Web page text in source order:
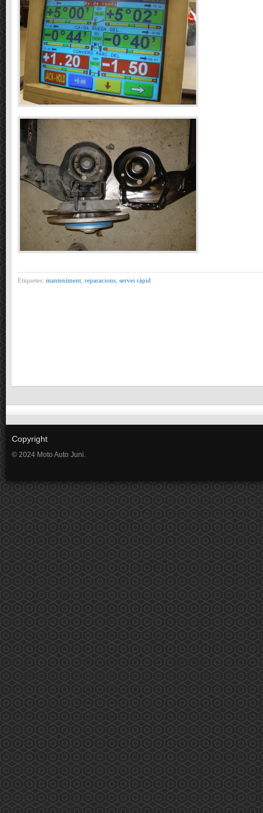
Etiquetes: manteniment reparacions servei ràpid
Copyright
© 2024 Moto Auto Juni.